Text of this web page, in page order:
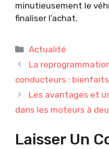
minutieusement le
finaliser l’achat.
Catégories
Actualité
La
conducteurs :
Les avantages et
dans les moteurs à
Laisser Un